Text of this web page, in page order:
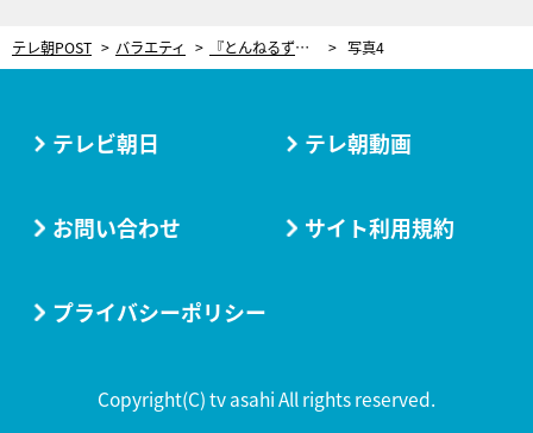
テレ朝POST バラエティ 『とんねるずのスポーツ王』バスケットボール対決に日本代表が集結！富樫勇樹vs河村勇輝の対決も 写真4
テレビ朝日 テレ朝動画
お問い合わせ サイト利用規約
プライバシーポリシー
Copyright(C) tv asahi All rights reserved.